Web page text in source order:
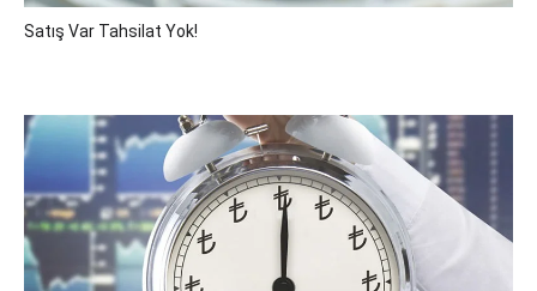
Satış Var Tahsilat Yok!